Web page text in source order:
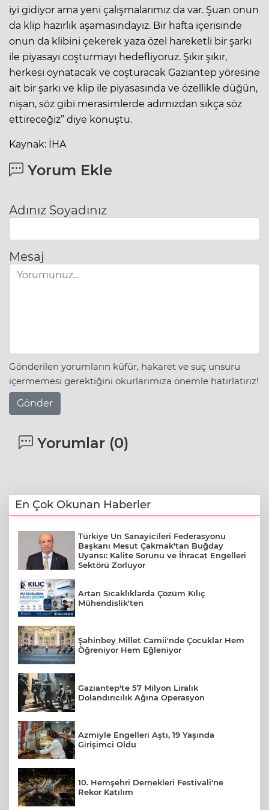
iyi gidiyor ama yeni çalışmalarımız da var. Şuan onun
da klip hazırlık aşamasındayız. Bir hafta içerisinde
onun da klibini çekerek yaza özel hareketli bir şarkı
ile piyasayı coşturmayı hedefliyoruz. Şıkır şıkır,
herkesi oynatacak ve coşturacak Gaziantep yöresine
ait bir şarkı ve klip ile piyasasında ve özellikle düğün,
nişan, söz gibi merasimlerde adımızdan sıkça söz
ettireceğiz” diye konuştu.
Kaynak: İHA
Yorum Ekle
Adınız Soyadınız
Mesaj
Gönderilen yorumların küfür, hakaret ve suç unsuru
içermemesi gerektiğini okurlarımıza önemle hatırlatırız!
Gönder
Yorumlar (0)
En Çok Okunan Haberler
Türkiye Un Sanayicileri Federasyonu
Başkanı Mesut Çakmak'tan Buğday
Uyarısı: Kalite Sorunu ve İhracat Engelleri
Sektörü Zorluyor
Artan Sıcaklıklarda Çözüm Kılıç
Mühendislik'ten
Şahinbey Millet Camii'nde Çocuklar Hem
Öğreniyor Hem Eğleniyor
Gaziantep'te 57 Milyon Liralık
Dolandırıcılık Ağına Operasyon
Azmiyle Engelleri Aştı, 19 Yaşında
Girişimci Oldu
10. Hemşehri Dernekleri Festivali'ne
Rekor Katılım